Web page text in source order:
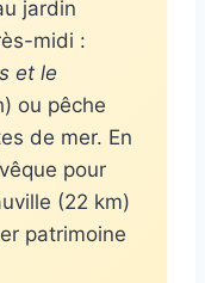
jardin
midi :
et le
ou pêche
de mer. En
pour
(22 km)
patrimoine